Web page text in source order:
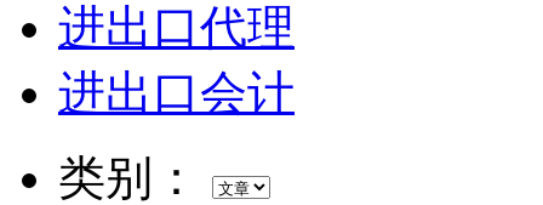
进出口代理
进出口会计
类别：